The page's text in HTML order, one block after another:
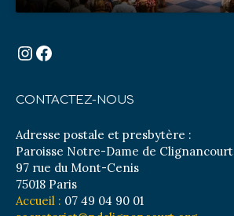
Instagram
Facebook
CONTACTEZ-NOUS
Adresse postale et presbytère :
Paroisse Notre-Dame de Clignancourt
97 rue du Mont-Cenis
75018 Paris
Accueil : 07 49 04 90 01